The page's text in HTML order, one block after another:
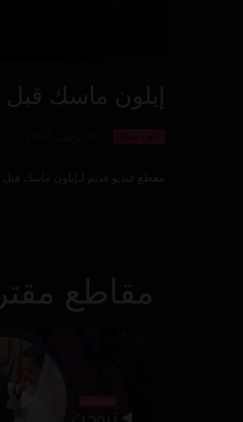
إيلون ماسك قبل
لايف ستايل
مقطع فيديو قديم لـإيلون ماسك قبل
مقاطع